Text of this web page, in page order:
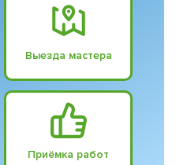
Выезда мастера
Приёмка работ